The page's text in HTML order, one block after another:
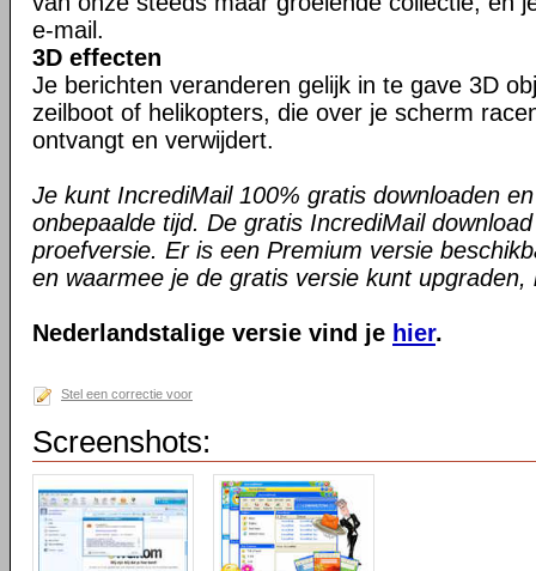
e-mail.
3D effecten
Je berichten veranderen gelijk in te gave 3D
zeilboot of helikopters, die over je scherm
ontvangt en verwijdert.
Je kunt IncrediMail 100% gratis downloaden
onbepaalde tijd. De gratis IncrediMail
proefversie. Er is een Premium versie
en waarmee je de gratis versie kunt
Nederlandstalige versie vind je hier.
Stel een correctie voor
Screenshots: